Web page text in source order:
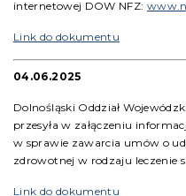
internetowej DOW NFZ:
Link do dokumentu
04.06.2025
Dolnośląski Oddział
przesyła w załączeniu
w sprawie zawarcia umów o
zdrowotnej w rodzaju leczenie
Link do dokumentu